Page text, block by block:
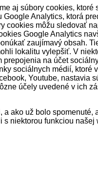
aj súbory cookies,
Analytics, ktorá
cookies môžu sledovať
Google Analytics
zaujímavý obsah.
lokalitu vylepšiť. V
prepojenia na účet
sociálnych médií,
Youtube, nastavia
účely uvedené v ich
a ako už bolo
niektorou funkciou